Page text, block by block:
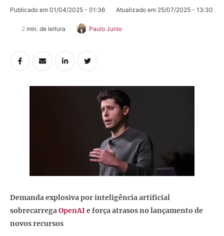
Publicado em 01/04/2025 - 01:36 Atualizado em 25/07/2025 - 13:30
2 min. de leitura Paulo Junio
Demanda explosiva por inteligência artificial
sobrecarregaOpenAIe força atrasos no lançamento de
novos recursos